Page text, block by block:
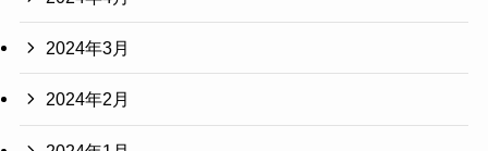
2024年3月
2024年2月